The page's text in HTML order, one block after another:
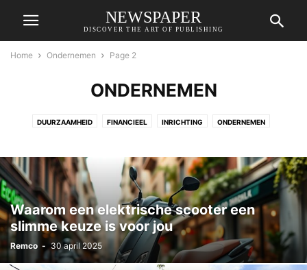
NEWSPAPER
DISCOVER THE ART OF PUBLISHING
Home Ondernemen Page 2
ONDERNEMEN
DUURZAAMHEID FINANCIEEL INRICHTING ONDERNEMEN
Waarom een elektrische scooter een
slimme keuze is voor jou
Remco - 30 april 2025